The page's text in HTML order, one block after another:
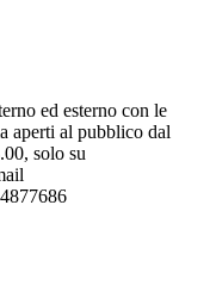
ed esterno con le
aperti al pubblico dal
solo su